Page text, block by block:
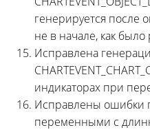
генерируется после
не в начале, как было
Исправлена
индикаторах при
Исправлены ошибки
переменными с